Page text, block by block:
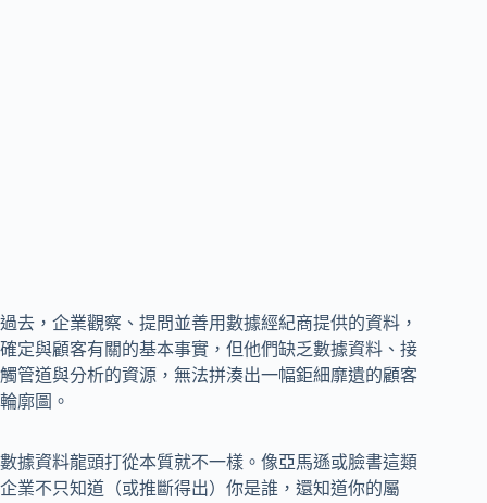
過去，企業觀察、提問並善用數據經紀商提供的資料，
確定與顧客有關的基本事實，但他們缺乏數據資料、接
觸管道與分析的資源，無法拼湊出一幅鉅細靡遺的顧客
輪廓圖。
數據資料龍頭打從本質就不一樣。像亞馬遜或臉書這類
企業不只知道（或推斷得出）你是誰，還知道你的屬